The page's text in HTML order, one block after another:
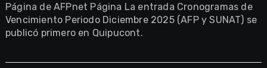
Página de AFPnet Página La entrada Cronogramas de
Vencimiento Periodo Diciembre 2025 (AFP y SUNAT) se
publicó primero en Quipucont.